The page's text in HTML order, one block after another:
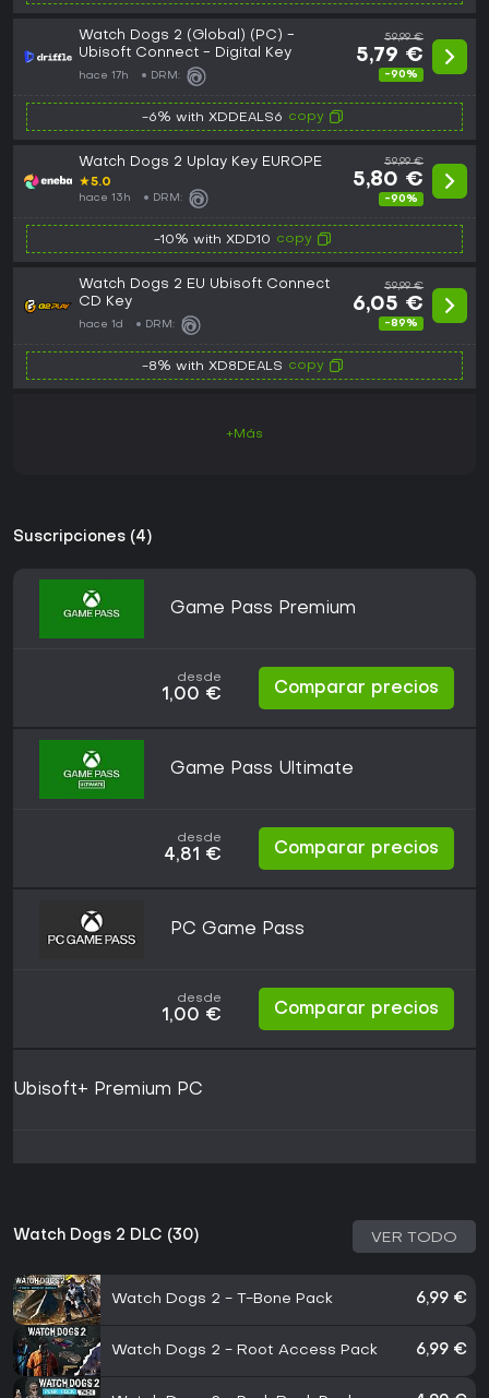
Watch Dogs 2 (Global) (PC) -
Ubisoft Connect - Digital Key
hace 17h DRM:
59,99 €
5,79 €
-90%
-6% with XDDEALS6 copy
Watch Dogs 2 Uplay Key EUROPE
★5.0
hace 13h DRM:
59,99 €
5,80 €
-90%
-10% with XDD10 copy
Watch Dogs 2 EU Ubisoft Connect
CD Key
hace 1d DRM:
59,99 €
6,05 €
-89%
-8% with XD8DEALS copy
+Más
Suscripciones (4)
Game Pass Premium
desde
1,00 € Comparar precios
Game Pass Ultimate
desde
4,81 € Comparar precios
PC Game Pass
desde
1,00 € Comparar precios
Ubisoft+ Premium PC
Watch Dogs 2 DLC (30) VER TODO
Watch Dogs 2 - T-Bone Pack 6,99 €
Watch Dogs 2 - Root Access Pack 6,99 €